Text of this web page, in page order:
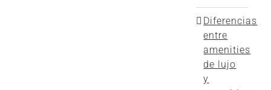
Diferencias
entre
amenities
de lujo
y